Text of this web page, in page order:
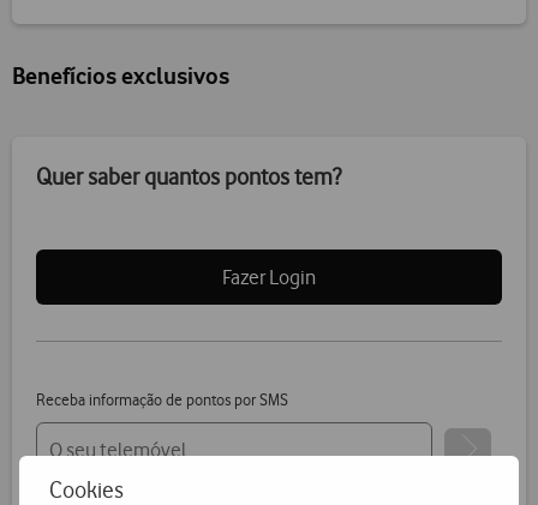
Cookies
Benefícios exclusivos
Quer saber quantos pontos tem?
Fazer Login
Receba informação de pontos por SMS